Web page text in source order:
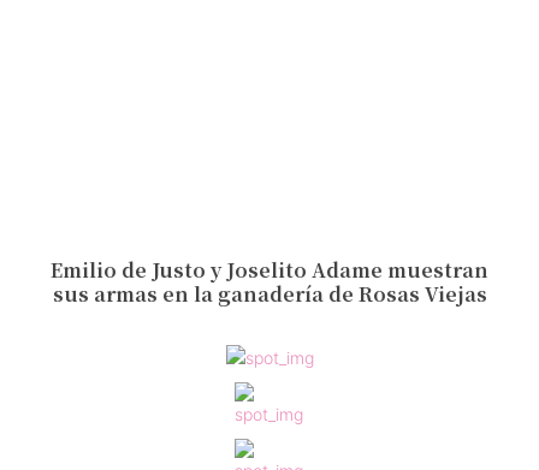
Emilio de Justo y Joselito Adame muestran
sus armas en la ganadería de Rosas Viejas